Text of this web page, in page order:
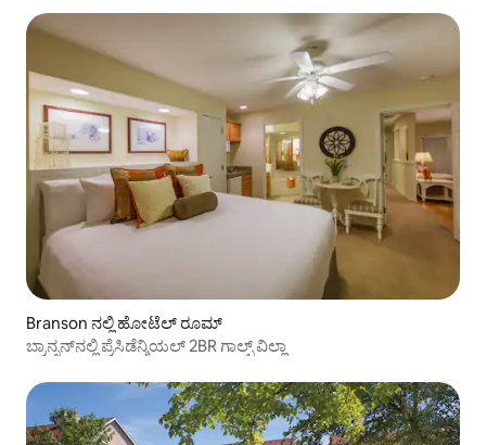
Branson ನಲ್ಲಿ ಹೋಟೆಲ್ ರೂಮ್
ಬ್ರಾನ್ಸನ್‌ನಲ್ಲಿ ಪ್ರೆಸಿಡೆನ್ಶಿಯಲ್ 2BR ಗಾಲ್ಫ್ ವಿಲ್ಲಾ